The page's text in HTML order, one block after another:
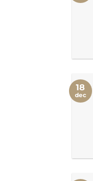
18
dec